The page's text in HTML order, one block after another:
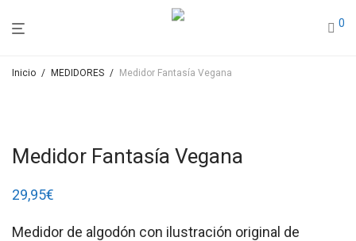
0
Inicio / MEDIDORES / Medidor Fantasía Vegana
Medidor Fantasía Vegana
29,95€
Medidor de algodón con ilustración original de